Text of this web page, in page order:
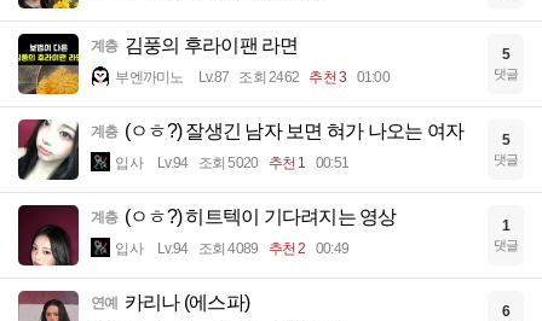
계층 김풍의 후라이팬 라면
부엔까미노 Lv.87 조회 2462 추천 3 01:00
5
댓글
계층 (ㅇㅎ?) 잘생긴 남자 보면 혀가 나오는 여자
입사 Lv.94 조회 5020 추천 1 00:51
5
댓글
계층 (ㅇㅎ?) 히트텍이 기다려지는 영상
입사 Lv.94 조회 4089 추천 2 00:49
1
댓글
연예 카리나 (에스파) 6